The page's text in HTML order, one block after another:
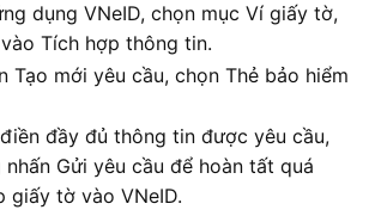
dụng VNeID, chọn mục Ví giấy tờ,
Tích hợp thông tin.
Tạo mới yêu cầu, chọn Thẻ bảo hiểm
đầy đủ thông tin được yêu cầu,
Gửi yêu cầu để hoàn tất quá
giấy tờ vào VNeID.